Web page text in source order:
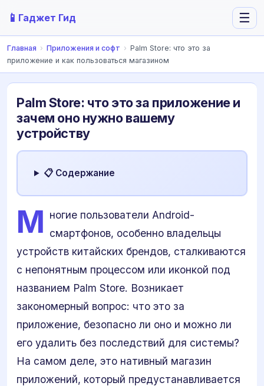
📱 Гаджет Гид ☰
Главная › Приложения и софт › Palm Store: что это за
приложение и как пользоваться магазином
Palm Store: что это за приложение и
зачем оно нужно вашему
устройству
📋 Содержание
М ногие пользователи Android-
смартфонов, особенно владельцы
устройств китайских брендов, сталкиваются
с непонятным процессом или иконкой под
названием Palm Store. Возникает
закономерный вопрос: что это за
приложение, безопасно ли оно и можно ли
его удалить без последствий для системы?
На самом деле, это нативный магазин
приложений, который предустанавливается